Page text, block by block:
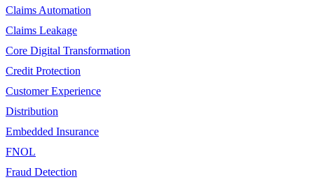
Claims Automation
Claims Leakage
Core Digital Transformation
Credit Protection
Customer Experience
Distribution
Embedded Insurance
FNOL
Fraud Detection